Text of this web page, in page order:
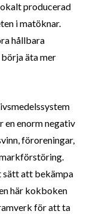
producerad
i matöknar.
hållbara
äta mer
enorm negativ
föroreningar,
sätt att bekämpa
här kokboken
för att ta